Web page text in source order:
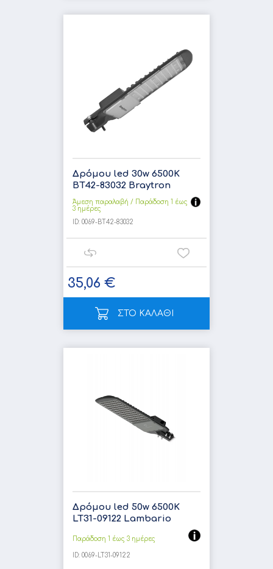
Δρόμου led 30w 6500K
BT42-83032 Braytron
Άμεση παραλαβή / Παράδoση 1 έως
3 ημέρες
ID: 0069-BT42-83032
35,06 €
ΣΤΟ ΚΑΛΑΘΙ
Δρόμου led 50w 6500K
LT31-09122 Lambario
Παράδοση 1 έως 3 ημέρες
ID: 0069-LT31-09122